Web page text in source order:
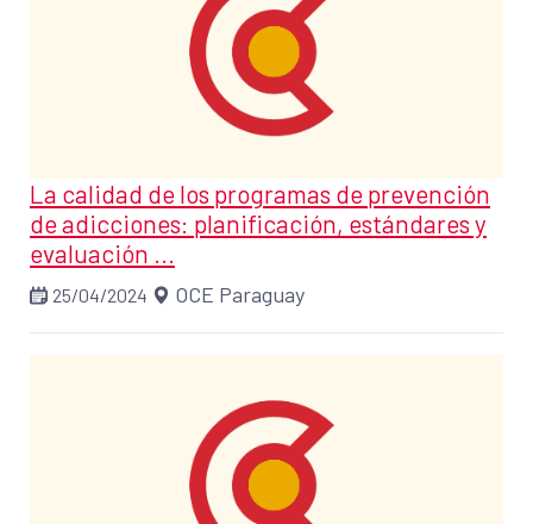
La calidad de los programas de prevención
de adicciones: planificación, estándares y
evaluación ...
25/04/2024 OCE Paraguay